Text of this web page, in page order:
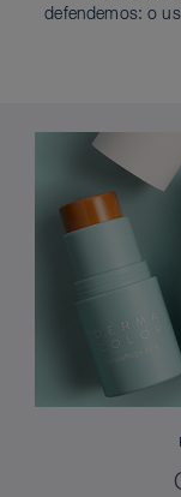
defendemos: o